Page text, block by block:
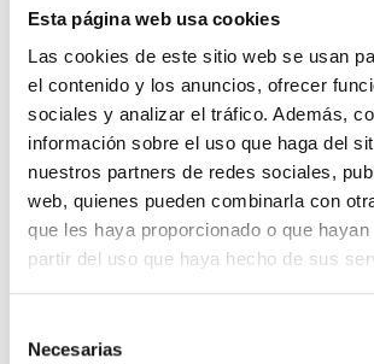
Esta página web usa cookies
Las cookies de este sitio web se usan
el contenido y los anuncios, ofrecer
sociales y analizar el tráfico. Además,
información sobre el uso que haga del
nuestros partners de redes sociales,
web, quienes pueden combinarla con
que les haya proporcionado o que
partir del uso que haya hecho de sus
Necesarias
BORNA CONEXION 50 Weidmuller WDU 50N ref.
182084 / 1820840000
16,37€10,77€
color Beige Oscuro // Weidmuller WDU 50N